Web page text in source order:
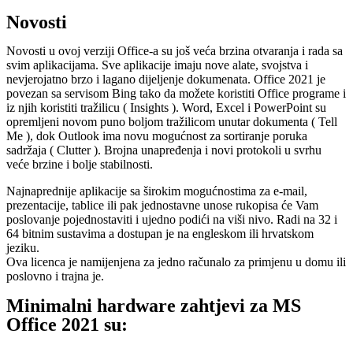
Novosti
Novosti u ovoj verziji Office-a su još veća brzina otvaranja i rada sa
svim aplikacijama. Sve aplikacije imaju nove alate, svojstva i
nevjerojatno brzo i lagano dijeljenje dokumenata. Office 2021 je
povezan sa servisom Bing tako da možete koristiti Office programe i
iz njih koristiti tražilicu ( Insights ). Word, Excel i PowerPoint su
opremljeni novom puno boljom tražilicom unutar dokumenta ( Tell
Me ), dok Outlook ima novu mogućnost za sortiranje poruka
sadržaja ( Clutter ). Brojna unapređenja i novi protokoli u svrhu
veće brzine i bolje stabilnosti.
Najnaprednije aplikacije sa širokim mogućnostima za e-mail,
prezentacije, tablice ili pak jednostavne unose rukopisa će Vam
poslovanje pojednostaviti i ujedno podići na viši nivo. Radi na 32 i
64 bitnim sustavima a dostupan je na engleskom ili hrvatskom
jeziku.
Ova licenca je namijenjena za jedno računalo za primjenu u domu ili
poslovno i trajna je.
Minimalni hardware zahtjevi za MS
Office 2021 su: